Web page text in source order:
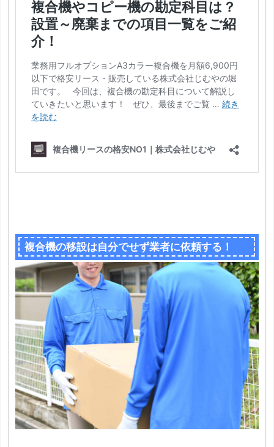
複合機の移設は自分でせず業者に依頼する！